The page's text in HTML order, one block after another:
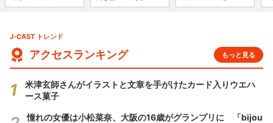
J-CAST トレンド
アクセスランキング もっと見る
米津玄師さんがイラストと文章を手がけたカード入りウエハ
ース菓子
憧れの女優は小松菜奈、大阪の16歳がグランプリに 「bijou